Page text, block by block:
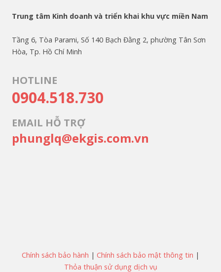
Trung tâm Kinh doanh và triển khai khu vực miền Nam
Tầng 6, Tòa Parami, Số 140 Bạch Đằng 2, phường Tân Sơn
Hòa, Tp. Hồ Chí Minh
HOTLINE
0904.518.730
EMAIL HỖ TRỢ
phunglq@ekgis.com.vn
Chính sách bảo hành | Chính sách bảo mật thông tin |
Thỏa thuận sử dụng dịch vụ